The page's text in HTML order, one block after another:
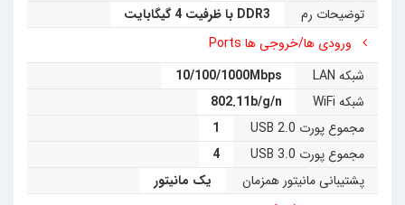
توضیحات رم
DDR3 با ظرفیت 4 گیگابایت
ورودی ها/خروجی ها Ports
شبکه LAN
10/100/1000Mbps
شبکه WiFi
802.11b/g/n
مجموع پورت USB 2.0
1
مجموع پورت USB 3.0
4
پشتیبانی مانیتور همزمان
یک مانیتور